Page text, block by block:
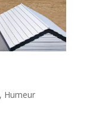
, Humeur